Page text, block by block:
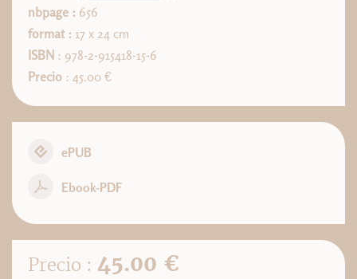
nbpage : 656
format : 17 x 24 cm
ISBN : 978-2-915418-15-6
Precio : 45.00 €
ePUB
Ebook-PDF
Precio : 45.00 €